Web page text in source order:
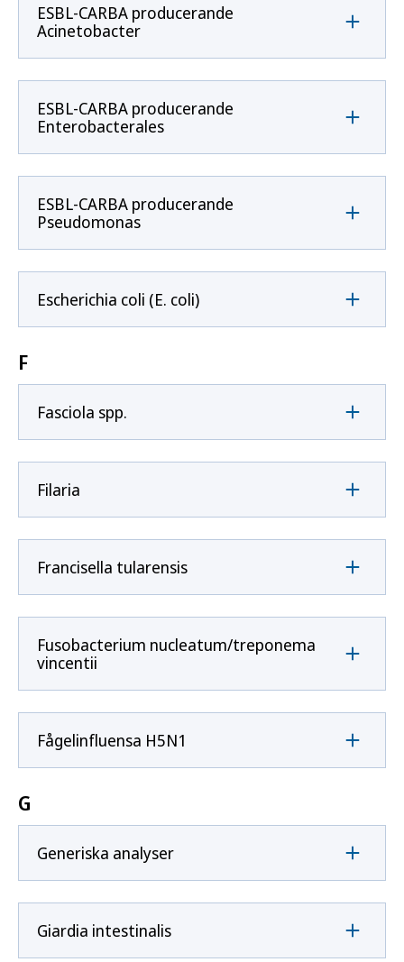
ESBL-CARBA producerande
Acinetobacter
ESBL-CARBA producerande
Enterobacterales
ESBL-CARBA producerande
Pseudomonas
Escherichia coli (E. coli)
F
Fasciola spp.
Filaria
Francisella tularensis
Fusobacterium nucleatum/treponema
vincentii
Fågelinfluensa H5N1
G
Generiska analyser
Giardia intestinalis